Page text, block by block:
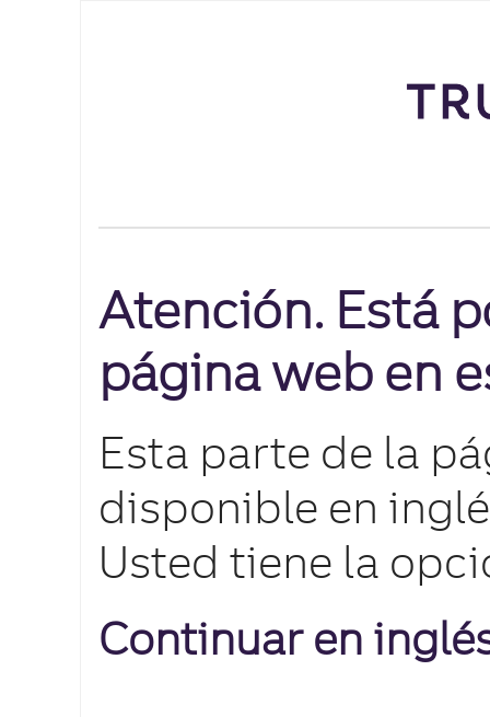
Atención. Está
página web en
Esta parte de la
disponible en
Usted tiene la
Continuar en